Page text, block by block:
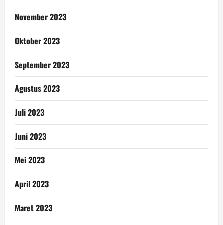
November 2023
Oktober 2023
September 2023
Agustus 2023
Juli 2023
Juni 2023
Mei 2023
April 2023
Maret 2023